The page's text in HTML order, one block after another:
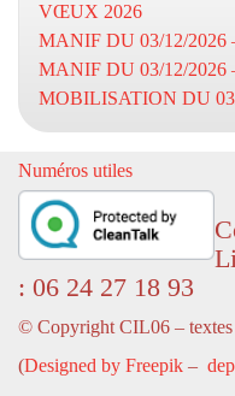
VŒUX 2026
MANIF DU 03/12/
MANIF DU 03/12/
MOBILISATION DU
Numéros utiles
: 06 24 27 18 93
© Copyright CIL06 – textes
(Designed by Freepik –